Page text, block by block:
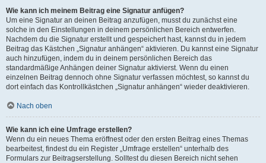
Wie kann ich meinem Beitrag eine Signatur anfügen?
Um eine Signatur an deinen Beitrag anzufügen, musst du zunächst eine
solche in den Einstellungen in deinem persönlichen Bereich entwerfen.
Nachdem du die Signatur erstellt und gespeichert hast, kannst du in jedem
Beitrag das Kästchen „Signatur anhängen“ aktivieren. Du kannst eine Signatur
auch hinzufügen, indem du in deinem persönlichen Bereich das
standardmäßige Anhängen deiner Signatur aktivierst. Wenn du einen
einzelnen Beitrag dennoch ohne Signatur verfassen möchtest, so kannst du
dort einfach das Kontrollkästchen „Signatur anhängen“ wieder deaktivieren.
Nach oben
Wie kann ich eine Umfrage erstellen?
Wenn du ein neues Thema eröffnest oder den ersten Beitrag eines Themas
bearbeitest, findest du ein Register „Umfrage erstellen“ unterhalb des
Formulars zur Beitragserstellung. Solltest du diesen Bereich nicht sehen